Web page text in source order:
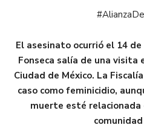
El asesinato ocurrió el 14
Fonseca salía de una visita
Ciudad de México. La
caso como feminicidio,
muerte esté relacionada
comunidad